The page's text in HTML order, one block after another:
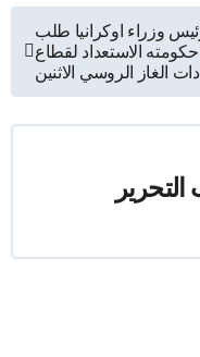
وزراء اوكرانيا طلب
الاستعداد لقطاع
الغاز الروسي الاثنين